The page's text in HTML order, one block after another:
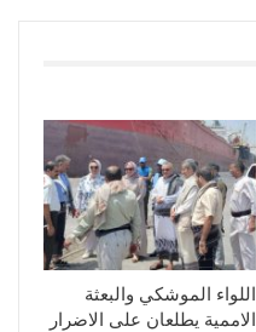
اللواء الموشكي والبعثة
الاممية يطلعان على الاضرار